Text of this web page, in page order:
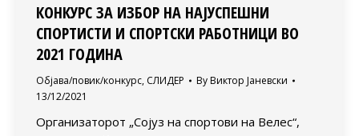
КОНКУРС ЗА ИЗБОР НА НАЈУСПЕШНИ
СПОРТИСТИ И СПОРТСКИ РАБОТНИЦИ ВО
2021 ГОДИНА
Објава/повик/конкурс, СЛИДЕР By Виктор Јаневски
13/12/2021
Oрганизаторот „Сојуз на спортови на Велес“,